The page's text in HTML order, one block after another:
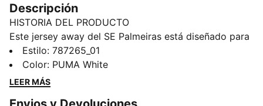
Descripción
HISTORIA DEL PRODUCTO
Este jersey away del SE Palmeiras está diseñado para
mostrar tu pasión por el club y ofrecerte comodidad y
ligereza. La tecnología que absorbe la humedad ayuda
a mantenerte seco. Un parche de equipo demuestra tu
Estilo: 787265_01
Color: PUMA White
LEER MÁS